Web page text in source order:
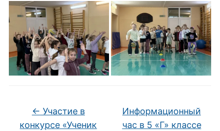
← Участие в
конкурсе «Ученик
Информационный
час в 5 «Г» классе